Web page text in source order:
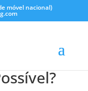
móvel nacional)